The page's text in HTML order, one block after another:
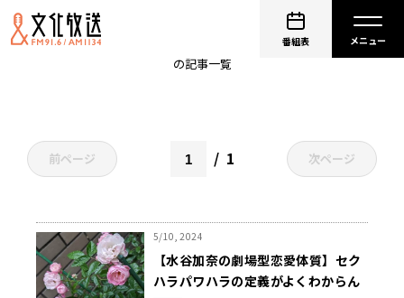
番組表
の記事一覧
前ページ 1 次ページ
5/10, 2024
【水谷加奈の劇場型恋愛体質】セク
ハラパワハラの定義がよくわからん